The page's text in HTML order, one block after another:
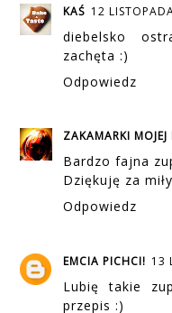
KAŚ 12
diebelsko
zachęta :)
Odpowiedz
ZAKAMARKI
Bardzo fajna
Dziękuję za
Odpowiedz
EMCIA PICHCI! 13
Lubię takie
przepis :)